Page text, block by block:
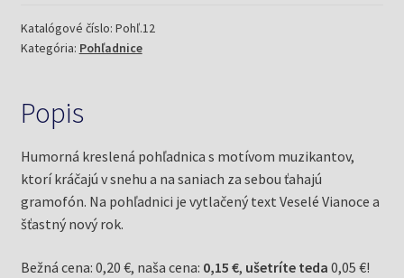
M.)
Katalógové číslo: Pohľ.12
Kategória: Pohľadnice
Popis
Humorná kreslená pohľadnica s motívom muzikantov,
ktorí kráčajú v snehu a na saniach za sebou ťahajú
gramofón. Na pohľadnici je vytlačený text Veselé Vianoce a
šťastný nový rok.
Bežná cena: 0,20 €, naša cena: 0,15 €, ušetríte teda 0,05 €!